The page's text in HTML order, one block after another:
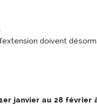
doivent
janvier au 28 février